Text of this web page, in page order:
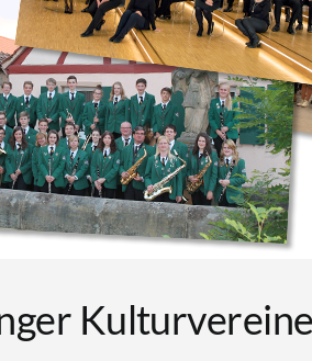
Kulturvereine